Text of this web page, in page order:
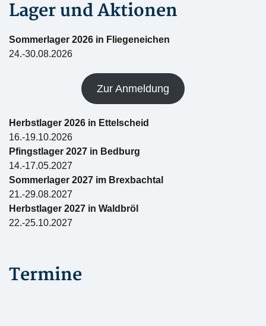
Lager und Aktionen
Sommerlager 2026 in Fliegeneichen
24.-30.08.2026
Zur Anmeldung
Herbstlager 2026 in Ettelscheid
16.-19.10.2026
Pfingstlager 2027 in Bedburg
14.-17.05.2027
Sommerlager 2027 im Brexbachtal
21.-29.08.2027
Herbstlager 2027 in Waldbröl
22.-25.10.2027
Termine